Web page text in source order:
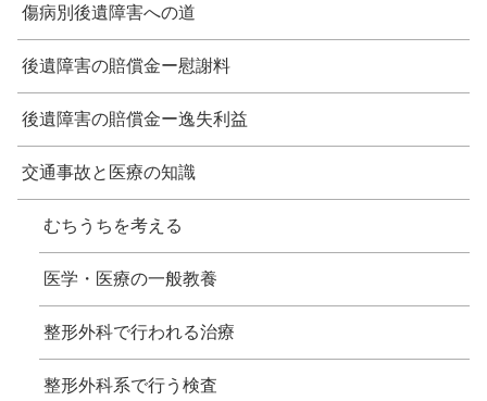
傷病別後遺障害への道
後遺障害の賠償金ー慰謝料
後遺障害の賠償金ー逸失利益
交通事故と医療の知識
むちうちを考える
医学・医療の一般教養
整形外科で行われる治療
整形外科系で行う検査